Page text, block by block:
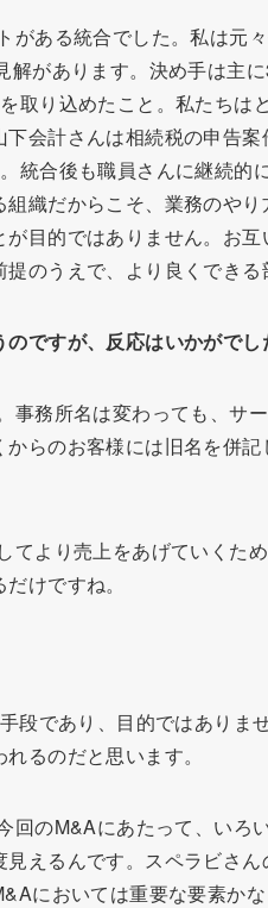
ある統合でした。私は元
があります。決め手は主
取り込めたこと。私たち
会計さんは相続税の申告
統合後も職員さんに継続
織だからこそ、業務のや
目的ではありません。お
のうえで、より良くできる
ですが、反応はいかがでし
務所名は変わっても、サ
らのお客様には旧名を併
より売上をあげていくた
けですね。
であり、目的ではありま
るのだと思います。
のM&Aにあたって、いろ
えるんです。スペラビさ
においては重要な要素かな